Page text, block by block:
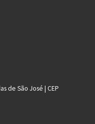
de São José | CEP